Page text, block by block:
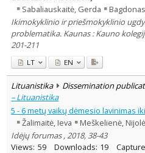
Sabaliauskaitė, Gerda
Ikimokyklinio ir priešmokyklinio
problematika. Kaunas : Kauno
201-211
LT EN
Lituanistika Dissemination
– Lituanistika
5 - 6 metų vaikų dėmesio lavinimas
Žalimaitė, Ieva
Meškelienė, Nijolė
Idėjų forumas , 2018, 38-43
Views: 59 Downloads: 19